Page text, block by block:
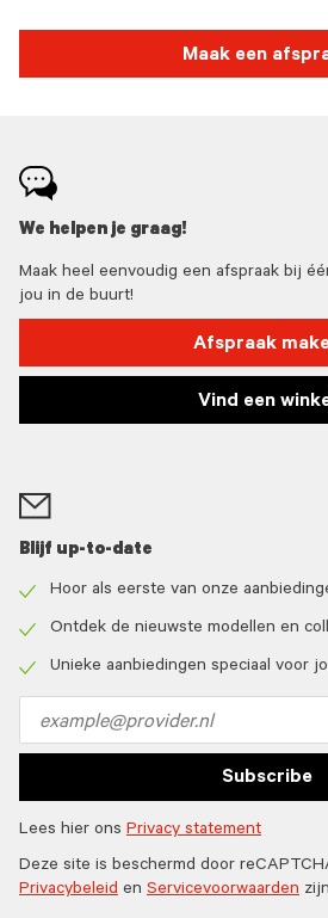
Maak een
We helpen je graag!
Maak heel eenvoudig een afspraak bij
jou in de buurt!
Afspraak
Vind een
Blijf up-to-date
icon
Hoor als eerste van onze
icon
Ontdek de nieuwste modellen en
Unieke aanbiedingen speciaal voor
address
Subscribe
Lees hier ons Privacy statement
Deze site is beschermd door
Privacybeleid en Servicevoorwaarden